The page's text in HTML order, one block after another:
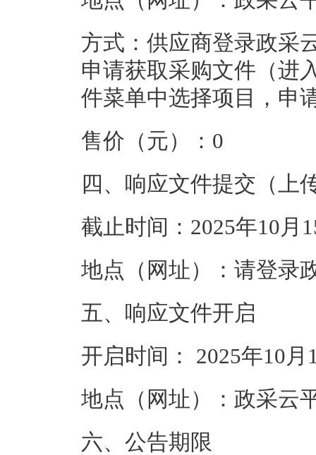
方式： 供应商登录政采
申请获取采购文件（进
件菜单中选择项目，申
售价（元）： 0
四、响应文件提交（上
截止时间： 2025年10月
地点（网址）： 请登录
五、响应文件开启
开启时间： 2025年10月
地点（网址）： 政采云
六、公告期限